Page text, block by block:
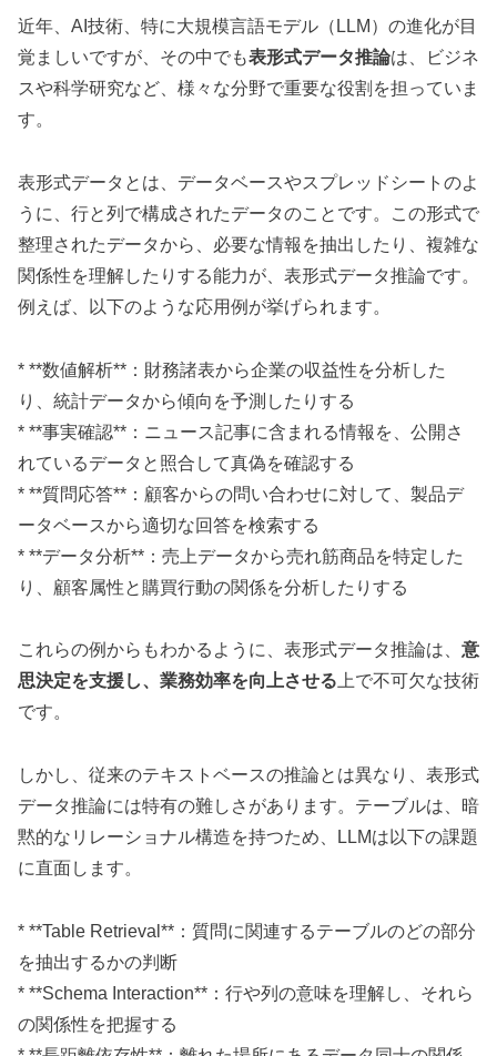
近年、AI技術、特に大規模言語モデル（LLM）の進化が目
覚ましいですが、その中でも表形式データ推論は、ビジネ
スや科学研究など、様々な分野で重要な役割を担っていま
す。
表形式データとは、データベースやスプレッドシートのよ
うに、行と列で構成されたデータのことです。この形式で
整理されたデータから、必要な情報を抽出したり、複雑な
関係性を理解したりする能力が、表形式データ推論です。
例えば、以下のような応用例が挙げられます。
* **数値解析**：財務諸表から企業の収益性を分析した
り、統計データから傾向を予測したりする
* **事実確認**：ニュース記事に含まれる情報を、公開さ
れているデータと照合して真偽を確認する
* **質問応答**：顧客からの問い合わせに対して、製品デ
ータベースから適切な回答を検索する
* **データ分析**：売上データから売れ筋商品を特定した
り、顧客属性と購買行動の関係を分析したりする
これらの例からもわかるように、表形式データ推論は、 意
思決定を支援し、業務効率を向上させる上で不可欠な技術
です。
しかし、従来のテキストベースの推論とは異なり、表形式
データ推論には特有の難しさがあります。テーブルは、暗
黙的なリレーショナル構造を持つため、LLMは以下の課題
に直面します。
* **Table Retrieval**：質問に関連するテーブルのどの部分
を抽出するかの判断
* **Schema Interaction**：行や列の意味を理解し、それら
の関係性を把握する